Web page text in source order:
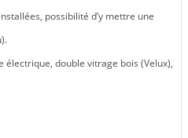
possibilité d’y mettre une
électrique, double vitrage bois (Velux),